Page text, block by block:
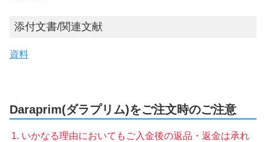
添付文書/関連文献
資料
Daraprim(ダラプリム)をご注文時のご注意
いかなる理由においてもご入金後の返品・返金は承れ